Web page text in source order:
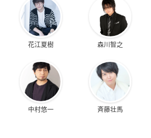
花江夏樹 森川智之
中村悠一 斉藤壮馬